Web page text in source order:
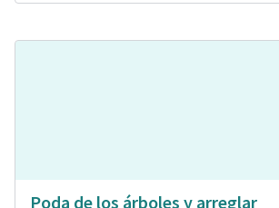
Poda de los árboles y arreglar